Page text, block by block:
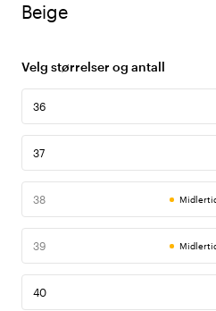
Beige
Velg størrelser og antall
36
37
38
39
40